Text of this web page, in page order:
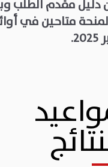
مقدم الطلب
متاحين في